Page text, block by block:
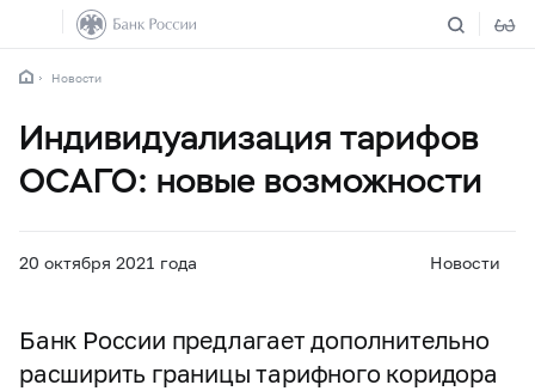
Новости
Индивидуализация тарифов
ОСАГО: новые возможности
20 октября 2021 года Новости
Банк России предлагает дополнительно
расширить границы тарифного коридора